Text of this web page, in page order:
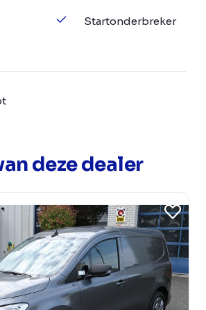
Startonderbreker
deze dealer